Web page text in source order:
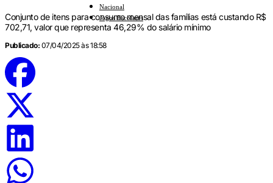
Nacional
Jogos Escolares
Conjunto de itens para consumo mensal das famílias está custando R$
702,71, valor que representa 46,29% do salário mínimo
Publicado: 07/04/2025 às 18:58